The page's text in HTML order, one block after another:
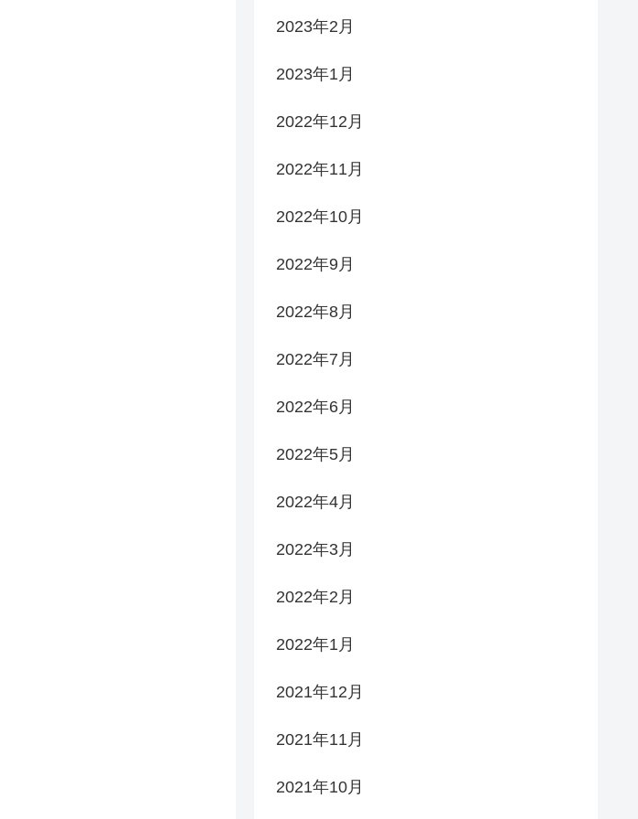
2023年2月
2023年1月
2022年12月
2022年11月
2022年10月
2022年9月
2022年8月
2022年7月
2022年6月
2022年5月
2022年4月
2022年3月
2022年2月
2022年1月
2021年12月
2021年11月
2021年10月